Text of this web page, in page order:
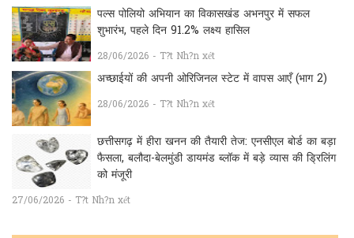
पल्स पोलियो अभियान का विकासखंड अभनपुर में सफल
शुभारंभ, पहले दिन 91.2% लक्ष्य हासिल
28/06/2026 - T?t Nh?n xét
अच्छाईयों की अपनी ओरिजिनल स्टेट में वापस आएँ (भाग 2)
28/06/2026 - T?t Nh?n xét
छत्तीसगढ़ में हीरा खनन की तैयारी तेज: एनसीएल बोर्ड का बड़ा
फैसला, बलौदा-बेलमुंडी डायमंड ब्लॉक में बड़े व्यास की ड्रिलिंग
को मंजूरी
27/06/2026 - T?t Nh?n xét